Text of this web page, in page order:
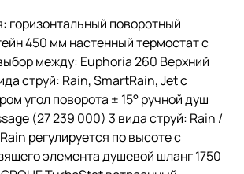
горизонтальный поворотный
450 мм настенный термостат с
между: Euphoria 260 Верхний
струй: Rain, SmartRain, Jet с
угол поворота ± 15° ручной душ
(27 239 000) 3 вида струй: Rain /
регулируется по высоте с
элемента душевой шланг 1750